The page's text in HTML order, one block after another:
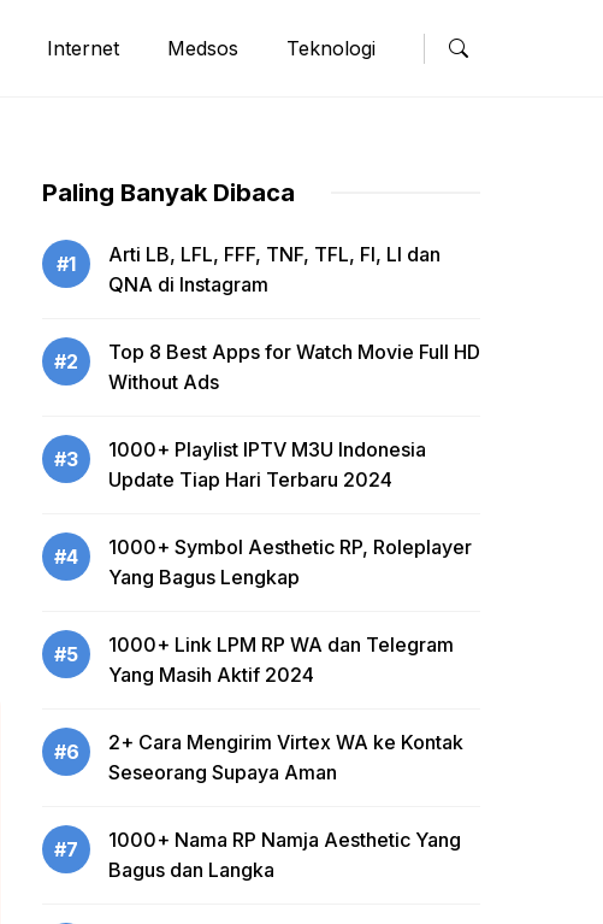
Internet Medsos Teknologi
Paling Banyak Dibaca
#1
Arti LB, LFL, FFF, TNF, TFL, FI, LI dan
QNA di Instagram
#2
Top 8 Best Apps for Watch Movie Full HD
Without Ads
#3
1000+ Playlist IPTV M3U Indonesia
Update Tiap Hari Terbaru 2024
#4
1000+ Symbol Aesthetic RP, Roleplayer
Yang Bagus Lengkap
#5
1000+ Link LPM RP WA dan Telegram
Yang Masih Aktif 2024
#6
2+ Cara Mengirim Virtex WA ke Kontak
Seseorang Supaya Aman
#7
1000+ Nama RP Namja Aesthetic Yang
Bagus dan Langka